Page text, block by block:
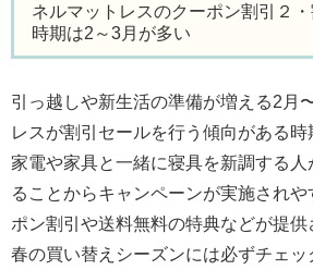
ネルマットレスのクーポン割引２
時期は2～3月が多い
引っ越しや新生活の準備が増える2月
レスが割引セールを行う傾向がある
家電や家具と一緒に寝具を新調する人
ることからキャンペーンが実施され
ポン割引や送料無料の特典などが提供
春の買い替えシーズンには必ずチェッ